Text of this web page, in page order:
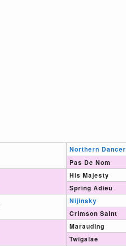
Northern Dancer
Pas De Nom
His Majesty
Spring Adieu
Nijinsky
Crimson Saint
Marauding
Twigalae